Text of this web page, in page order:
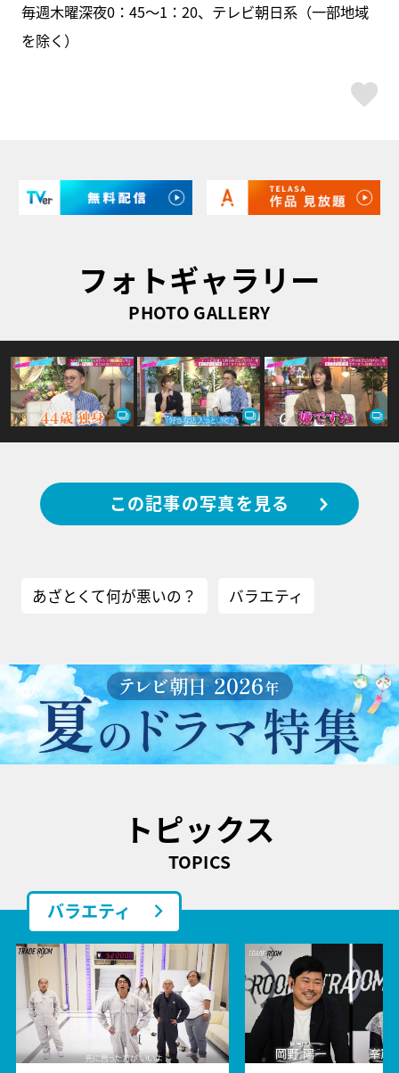
毎週木曜深夜0：45～1：20、テレビ朝日系（一部地域
を除く）
フォトギャラリー
PHOTO GALLERY
この記事の写真を見る
あざとくて何が悪いの？ バラエティ
トピックス
TOPICS
バラエティ